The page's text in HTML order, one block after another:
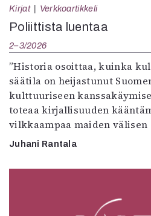
Kirjat Verkkoartikkeli
Poliittista luentaa
2–3/2026
”Historia osoittaa, kuinka
säätila on heijastunut
kulttuuriseen
toteaa kirjallisuuden
vilkkaampaa maiden välisen
Juhani Rantala